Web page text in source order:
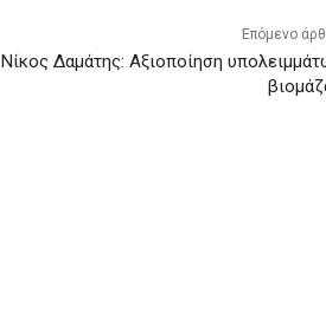
Επόμενο
Νίκος Δαμάτης: Αξιοποίηση